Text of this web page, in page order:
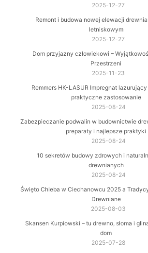
2025-12-27
Remont i budowa nowej elewacji
letniskowym
2025-12-27
Dom przyjazny człowiekowi –
Przestrzeni
2025-11-23
Remmers HK-LASUR Impregnat
praktyczne zastosowanie
2025-08-24
Zabezpieczanie podwalin w budownictwie
preparaty i najlepsze praktyki
2025-08-24
10 sekretów budowy zdrowych i
drewnianych
2025-08-24
Święto Chleba w Ciechanowcu 2025 a
Drewniane
2025-08-03
Skansen Kurpiowski – tu drewno, słoma i
dom
2025-07-28